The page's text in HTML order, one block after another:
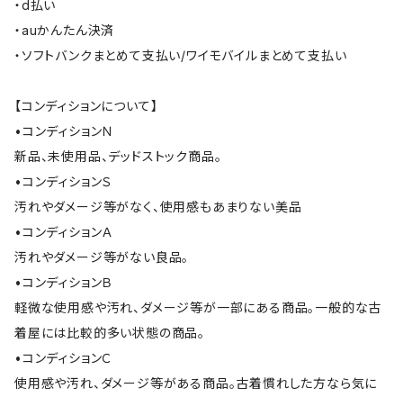
・d払い
・auかんたん決済
・ソフトバンクまとめて支払い/ワイモバイルまとめて支払い
【コンディションについて】
•コンディションＮ
新品、未使用品、デッドストック商品。
•コンディションＳ
汚れやダメージ等がなく、使用感もあまりない美品
•コンディションＡ
汚れやダメージ等がない良品。
•コンディションＢ
軽微な使用感や汚れ、ダメージ等が一部にある商品。一般的な古
着屋には比較的多い状態の商品。
•コンディションＣ
使用感や汚れ、ダメージ等がある商品。古着慣れした方なら気に